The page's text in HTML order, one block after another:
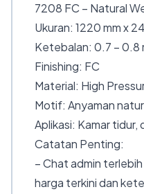
7208 FC – Natural
Ukuran: 1220 mm x
Ketebalan: 0.7 – 0.8
Finishing: FC
Material: High
Motif: Anyaman
Aplikasi: Kamar
Catatan Penting:
– Chat admin
harga terkini dan